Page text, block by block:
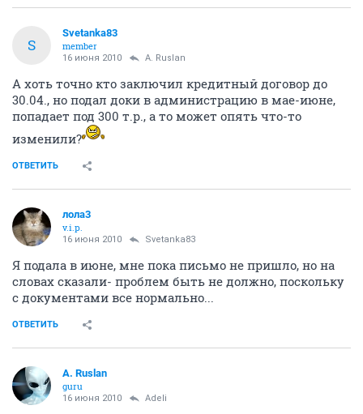
S
Svetanka83
member
16 июня 2010 A. Ruslan
А хоть точно кто заключил кредитный договор до
30.04., но подал доки в администрацию в мае-июне,
попадает под 300 т.р., а то может опять что-то
изменили?
ОТВЕТИТЬ
лола3
v.i.p.
16 июня 2010 Svetanka83
Я подала в июне, мне пока письмо не пришло, но на
словах сказали- проблем быть не должно, поскольку
с документами все нормально...
ОТВЕТИТЬ
A. Ruslan
guru
16 июня 2010 Adeli